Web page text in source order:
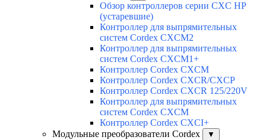
Обзор контроллеров серии CXC HP
(устаревшие)
Контроллер для выпрямительных
систем Cordex CXCM2
Контроллер для выпрямительных
систем Cordex CXCM1+
Контроллер Cordex CXCM
Контроллер Cordex CXCR/CXCP
Контроллер Cordex CXCR 125/220V
Контроллер для выпрямительных
систем Cordex CXCM
Контроллер Cordex CXCI+
Модульные преобразователи Cordex
▼